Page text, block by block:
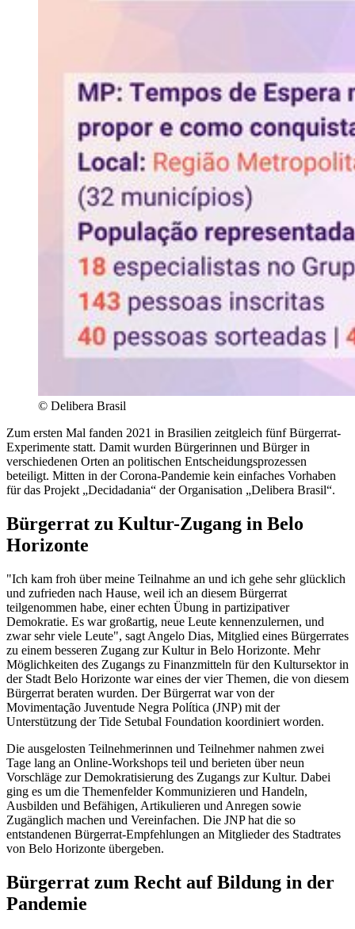
© Delibera Brasil
Zum ersten Mal fanden 2021 in Brasilien zeitgleich fünf Bürgerrat-
Experimente statt. Damit wurden Bürgerinnen und Bürger in
verschiedenen Orten an politischen Entscheidungsprozessen
beteiligt. Mitten in der Corona-Pandemie kein einfaches Vorhaben
für das Projekt „Decidadania“ der Organisation „Delibera Brasil“.
Bürgerrat zu Kultur-Zugang in Belo
Horizonte
"Ich kam froh über meine Teilnahme an und ich gehe sehr glücklich
und zufrieden nach Hause, weil ich an diesem Bürgerrat
teilgenommen habe, einer echten Übung in partizipativer
Demokratie. Es war großartig, neue Leute kennenzulernen, und
zwar sehr viele Leute", sagt Angelo Dias, Mitglied eines Bürgerrates
zu einem besseren Zugang zur Kultur in Belo Horizonte. Mehr
Möglichkeiten des Zugangs zu Finanzmitteln für den Kultursektor in
der Stadt Belo Horizonte war eines der vier Themen, die von diesem
Bürgerrat beraten wurden. Der Bürgerrat war von der
Movimentação Juventude Negra Política (JNP) mit der
Unterstützung der Tide Setubal Foundation koordiniert worden.
Die ausgelosten Teilnehmerinnen und Teilnehmer nahmen zwei
Tage lang an Online-Workshops teil und berieten über neun
Vorschläge zur Demokratisierung des Zugangs zur Kultur. Dabei
ging es um die Themenfelder Kommunizieren und Handeln,
Ausbilden und Befähigen, Artikulieren und Anregen sowie
Zugänglich machen und Vereinfachen. Die JNP hat die so
entstandenen Bürgerrat-Empfehlungen an Mitglieder des Stadtrates
von Belo Horizonte übergeben.
Bürgerrat zum Recht auf Bildung in der
Pandemie